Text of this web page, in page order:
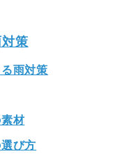
策
雨対策
材
び方